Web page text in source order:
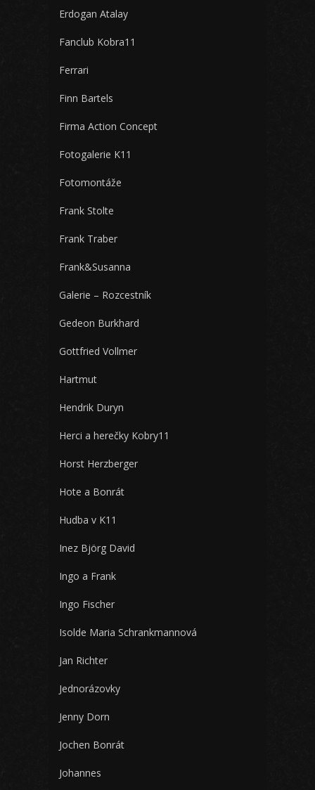
Erdogan Atalay
Fanclub Kobra11
Ferrari
Finn Bartels
Firma Action Concept
Fotogalerie K11
Fotomontáže
Frank Stolte
Frank Traber
Frank&Susanna
Galerie – Rozcestník
Gedeon Burkhard
Gottfried Vollmer
Hartmut
Hendrik Duryn
Herci a herečky Kobry11
Horst Herzberger
Hote a Bonrát
Hudba v K11
Inez Björg David
Ingo a Frank
Ingo Fischer
Isolde Maria Schrankmannová
Jan Richter
Jednorázovky
Jenny Dorn
Jochen Bonrát
Johannes